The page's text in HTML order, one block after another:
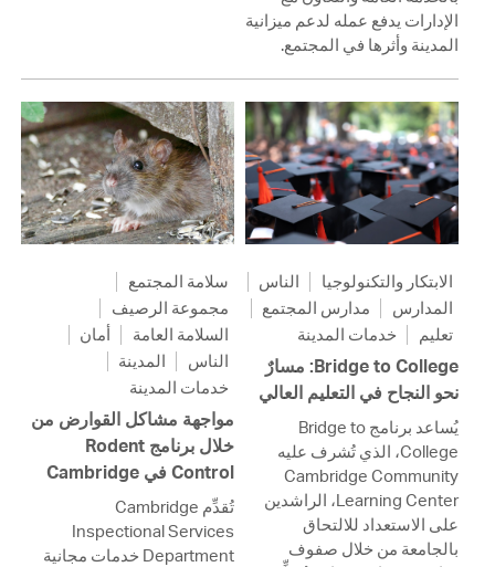
الإدارات يدفع عمله لدعم ميزانية
المدينة وأثرها في المجتمع.
سلامة المجتمع
مجموعة الرصيف
السلامة العامة
أمان
الناس
المدينة
خدمات المدينة
مواجهة مشاكل القوارض من
خلال برنامج Rodent
Control في Cambridge
تُقدِّم Cambridge
Inspectional Services
Department خدمات مجانية
الابتكار والتكنولوجيا
الناس
المدارس
مدارس المجتمع
تعليم
خدمات المدينة
Bridge to College: مسارٌ
نحو النجاح في التعليم العالي
يُساعد برنامج Bridge to
College، الذي تُشرف عليه
Cambridge Community
Learning Center، الراشدين
على الاستعداد للالتحاق
بالجامعة من خلال صفوف